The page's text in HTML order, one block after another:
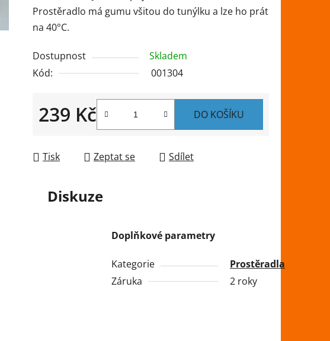
z
5
Prostěradlo má gumu všitou do tunýlku a lze ho prát
na 40°C.
Dostupnost
Skladem
Kód:
001304
239 Kč DO KOŠÍKU
Tisk Zeptat se Sdílet
Diskuze
Doplňkové parametry
Kategorie
Prostěradla
Záruka
2 roky